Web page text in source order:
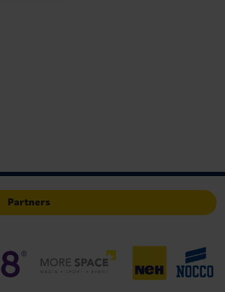
Partners